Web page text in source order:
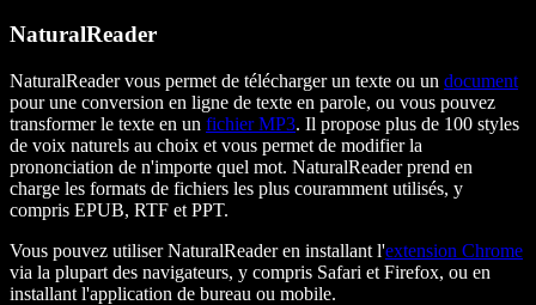
NaturalReader
NaturalReader vous permet de télécharger un texte ou un document
pour une conversion en ligne de texte en parole, ou vous pouvez
transformer le texte en un fichier MP3. Il propose plus de 100 styles
de voix naturels au choix et vous permet de modifier la
prononciation de n'importe quel mot. NaturalReader prend en
charge les formats de fichiers les plus couramment utilisés, y
compris EPUB, RTF et PPT.
Vous pouvez utiliser NaturalReader en installant l'extension Chrome
via la plupart des navigateurs, y compris Safari et Firefox, ou en
installant l'application de bureau ou mobile.